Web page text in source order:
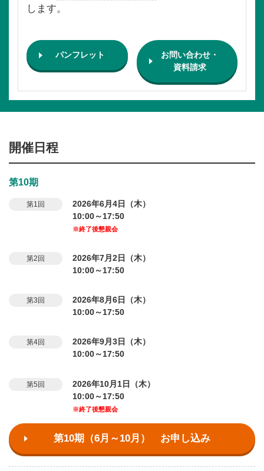
します。
パンフレット
お問い合わせ・
資料請求
開催日程
第10期
第1回
2026年6月4日（木）
10:00～17:50
※終了後懇親会
第2回
2026年7月2日（木）
10:00～17:50
第3回
2026年8月6日（木）
10:00～17:50
第4回
2026年9月3日（木）
10:00～17:50
第5回
2026年10月1日（木）
10:00～17:50
※終了後懇親会
第10期（6月～10月） お申し込み